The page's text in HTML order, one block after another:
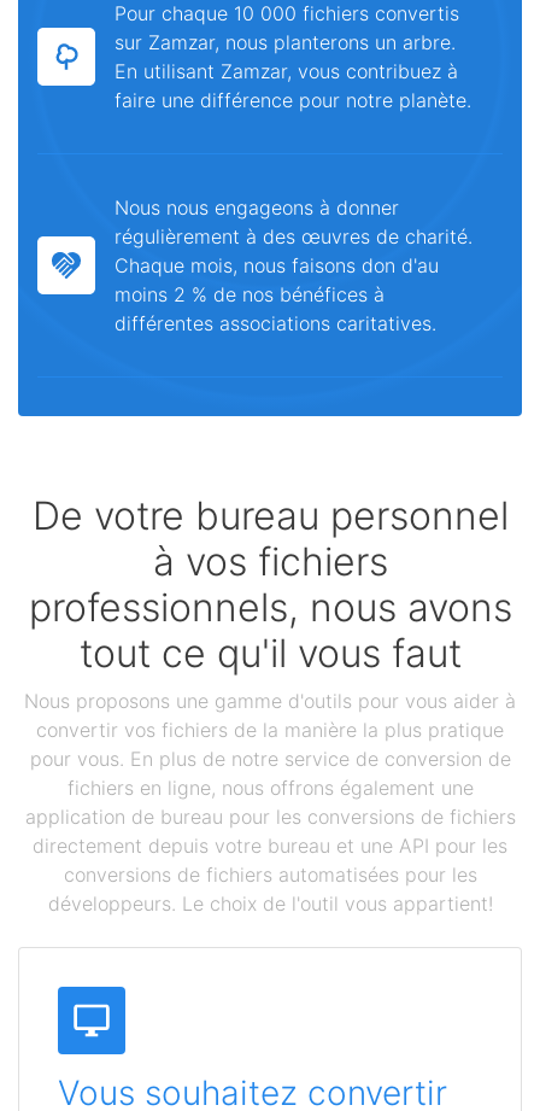
Pour chaque 10 000 fichiers convertis
sur Zamzar, nous planterons un arbre.
En utilisant Zamzar, vous contribuez à
faire une différence pour notre planète.
Nous nous engageons à donner
régulièrement à des œuvres de charité.
Chaque mois, nous faisons don d'au
moins 2 % de nos bénéfices à
différentes associations caritatives.
De votre bureau personnel
à vos fichiers
professionnels, nous avons
tout ce qu'il vous faut
Nous proposons une gamme d'outils pour vous aider à
convertir vos fichiers de la manière la plus pratique
pour vous. En plus de notre service de conversion de
fichiers en ligne, nous offrons également une
application de bureau pour les conversions de fichiers
directement depuis votre bureau et une API pour les
conversions de fichiers automatisées pour les
développeurs. Le choix de l'outil vous appartient!
Vous souhaitez convertir